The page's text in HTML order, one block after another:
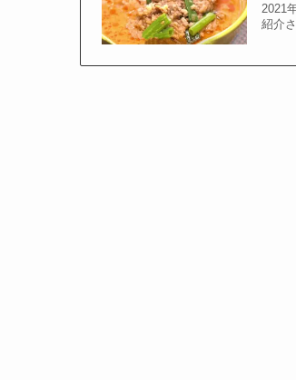
2021
紹介